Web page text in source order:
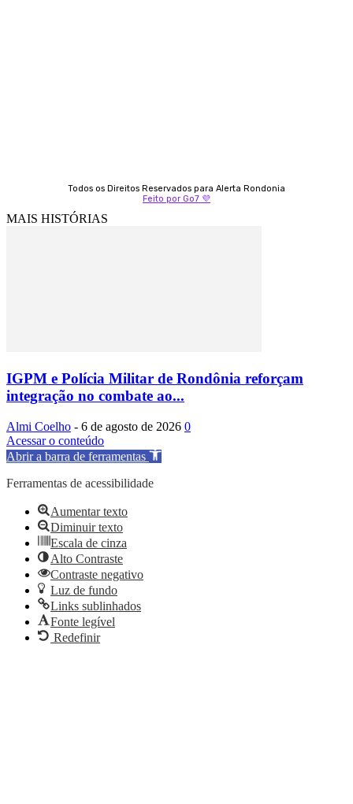
Todos os Direitos Reservados para Alerta Rondonia
Feito por Go7 💜
MAIS HISTÓRIAS
IGPM e Polícia Militar de Rondônia reforçam
integração no combate ao...
Almi Coelho - 6 de agosto de 2026 0
Acessar o conteúdo
Abrir a barra de ferramentas
Ferramentas de acessibilidade
Aumentar texto
Diminuir texto
Escala de cinza
Alto Contraste
Contraste negativo
Luz de fundo
Links sublinhados
Fonte legível
Redefinir